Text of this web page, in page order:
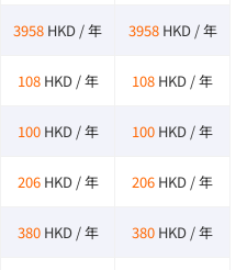
3958 HKD / 年 3958 HKD / 年
108 HKD / 年 108 HKD / 年
100 HKD / 年 100 HKD / 年
206 HKD / 年 206 HKD / 年
380 HKD / 年 380 HKD / 年